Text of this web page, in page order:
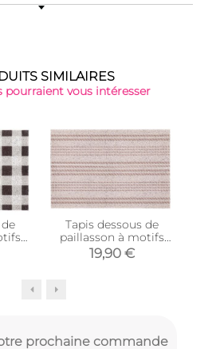
SIMILAIRES
pourraient vous intéresser
Tapis dessous de
paillasson à motifs
(Rayures
horizontales)
19,90 €
prochaine commande